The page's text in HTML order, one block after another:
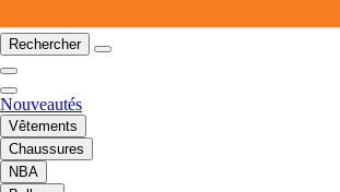
Rechercher
Nouveautés
Vêtements
Chaussures
NBA